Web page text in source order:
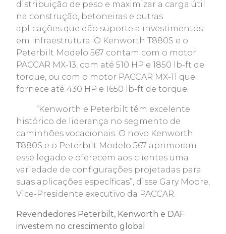
distribuição de peso e maximizar a carga útil
na construção, betoneiras e outras
aplicações que dão suporte a investimentos
em infraestrutura. O Kenworth T880S e o
Peterbilt Modelo 567 contam com o motor
PACCAR MX-13, com até 510 HP e 1850 lb-ft de
torque, ou com o motor PACCAR MX-11 que
fornece até 430 HP e 1650 lb-ft de torque.
“Kenworth e Peterbilt têm excelente
histórico de liderança no segmento de
caminhões vocacionais. O novo Kenworth
T880S e o Peterbilt Modelo 567 aprimoram
esse legado e oferecem aos clientes uma
variedade de configurações projetadas para
suas aplicações específicas”, disse Gary Moore,
Vice-Presidente executivo da PACCAR.
Revendedores Peterbilt, Kenworth e DAF
investem no crescimento global